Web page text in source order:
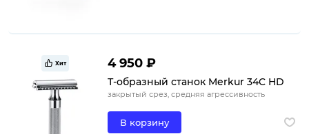
Хит 4 950 ₽
Т-образный станок Merkur 34C HD
закрытый срез, средняя агрессивность
В корзину